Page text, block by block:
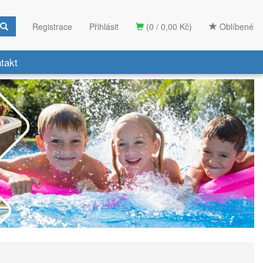
(0 / 0,00 Kč) Oblíbené
Registrace Přihlásit